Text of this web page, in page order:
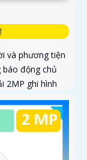
và phương tiện
báo động chủ
2MP ghi hình
và dàm thoại